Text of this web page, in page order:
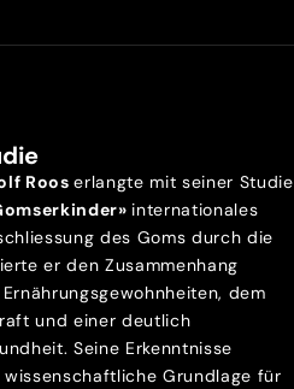
Rooserlangte mit seiner Studie
internationales
des Goms durch die
er den Zusammenhang
dem
und einer deutlich
Seine Erkenntnisse
Grundlage für